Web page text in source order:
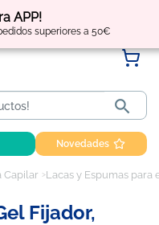
APP!
superiores a 50€
por tus compras

Novedades
Capilar Lacas y Espumas para
Fijador,